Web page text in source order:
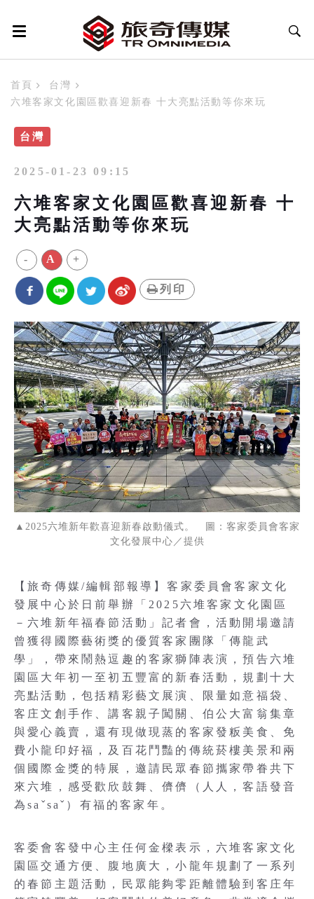
首頁
台灣
六堆客家文化園區歡喜迎新春 十大亮點活動等你來玩
台灣
2025-01-23 09:15
六堆客家文化園區歡喜迎新春 十
大亮點活動等你來玩
- A +
列印
▲2025六堆新年歡喜迎新春啟動儀式。 圖：客家委員會客家
文化發展中心／提供
【旅奇傳媒/編輯部報導】客家委員會客家文化
發展中心於日前舉辦「2025六堆客家文化園區
－六堆新年福春節活動」記者會，活動開場邀請
曾獲得國際藝術獎的優質客家團隊「傳龍武
學」，帶來鬧熱逗趣的客家獅陣表演，預告六堆
園區大年初一至初五豐富的新春活動，規劃十大
亮點活動，包括精彩藝文展演、限量如意福袋、
客庄文創手作、講客親子闖關、伯公大富翁集章
與愛心義賣，還有現做現蒸的客家發粄美食、免
費小龍印好福，及百花鬥豔的傳統菸樓美景和兩
個國際金獎的特展，邀請民眾春節攜家帶眷共下
來六堆，感受歡欣鼓舞、儕儕（人人，客語發音
為saˇsaˇ）有福的客家年。
客委會客發中心主任何金樑表示，六堆客家文化
園區交通方便、腹地廣大，小龍年規劃了一系列
的春節主題活動，民眾能夠零距離體驗到客庄年